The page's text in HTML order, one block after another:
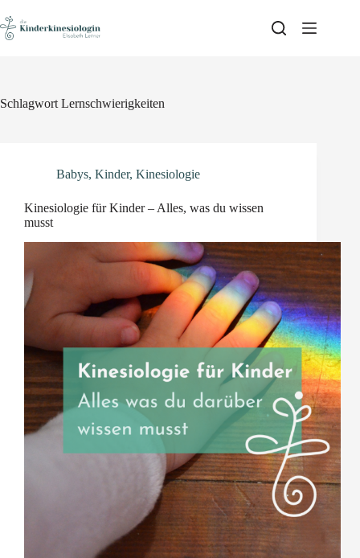
to
content
Schlagwort Lernschwierigkeiten
Babys, Kinder, Kinesiologie
Kinesiologie für Kinder – Alles, was du wissen
musst